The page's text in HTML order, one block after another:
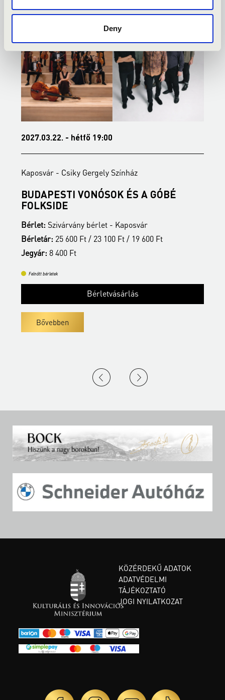
Deny
2027.03.22. - hétfő 19:00
Kaposvár - Csiky Gergely Színház
BUDAPESTI VONÓSOK ÉS A GÓBÉ
FOLKSIDE
Bérlet: Szivárvány bérlet - Kaposvár
Bérletár: 25 600 Ft / 23 100 Ft / 19 600 Ft
Jegyár: 8 400 Ft
Felnőtt bérletek
Bérletvásárlás
Bővebben
KÖZÉRDEKŰ ADATOK
ADATVÉDELMI
TÁJÉKOZTATÓ
JOGI NYILATKOZAT